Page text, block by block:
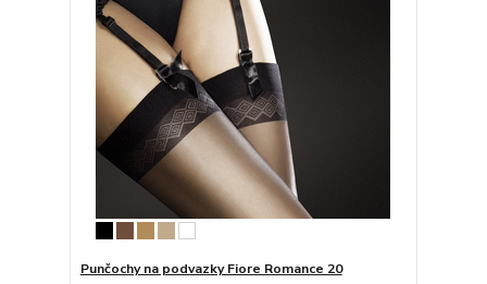
Punčochy na podvazky Fiore Romance 20